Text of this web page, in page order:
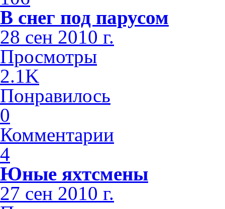
В снег под парусом
28 сен 2010 г.
Просмотры
2.1K
Понравилось
0
Комментарии
4
Юные яхтсмены
27 сен 2010 г.